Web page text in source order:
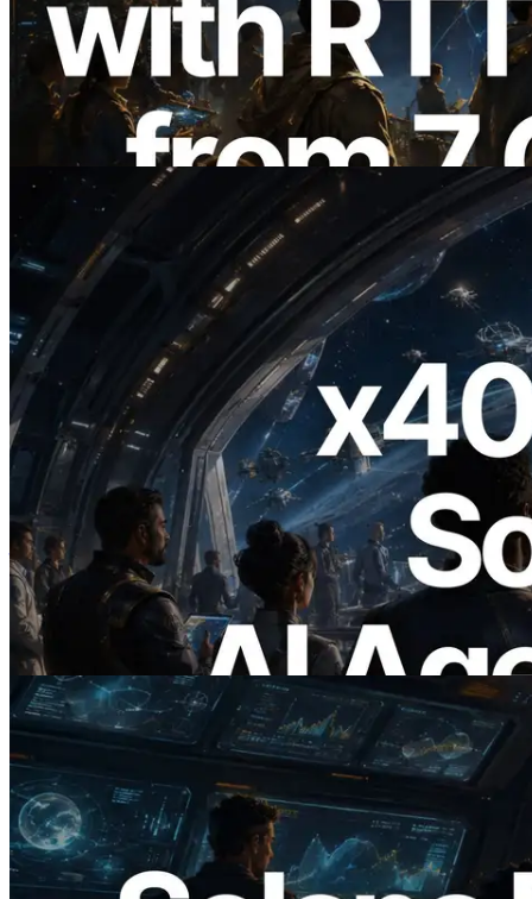
การวัด Ping จาก 7 Region ทั่วโลก พร้อม
เปิดตัว Validators Information API
2026.07.04
ERPC เปิดตัว Solana RPC ที่รองรับ x402
— ยุคที่ AI Agent จ่ายเงินให้ API ที่ต้องใช้
แบบ On Demand
อ่านบทความนี้